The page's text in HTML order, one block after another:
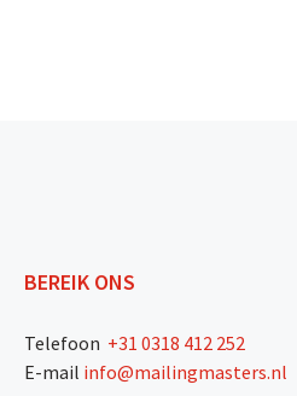
BEREIK ONS
Telefoon +31 0318 412 252
E-mail info@mailingmasters.nl